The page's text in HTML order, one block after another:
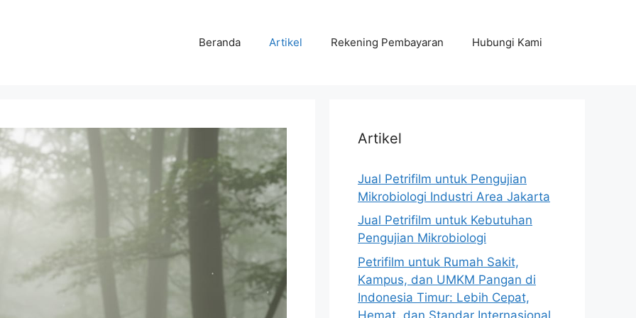
Beranda Artikel Rekening Pembayaran Hubungi Kami
Artikel
Jual Petrifilm untuk Pengujian
Mikrobiologi Industri Area Jakarta
Jual Petrifilm untuk Kebutuhan
Pengujian Mikrobiologi
Petrifilm untuk Rumah Sakit,
Kampus, dan UMKM Pangan di
Indonesia Timur: Lebih Cepat,
Hemat, dan Standar Internasional